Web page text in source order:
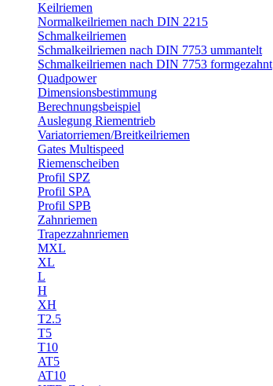
Keilriemen
Normalkeilriemen nach DIN 2215
Schmalkeilriemen
Schmalkeilriemen nach DIN 7753 ummantelt
Schmalkeilriemen nach DIN 7753 formgezahnt
Quadpower
Dimensionsbestimmung
Berechnungsbeispiel
Auslegung Riementrieb
Variatorriemen/Breitkeilriemen
Gates Multispeed
Riemenscheiben
Profil SPZ
Profil SPA
Profil SPB
Zahnriemen
Trapezzahnriemen
MXL
XL
L
H
XH
T2.5
T5
T10
AT5
AT10